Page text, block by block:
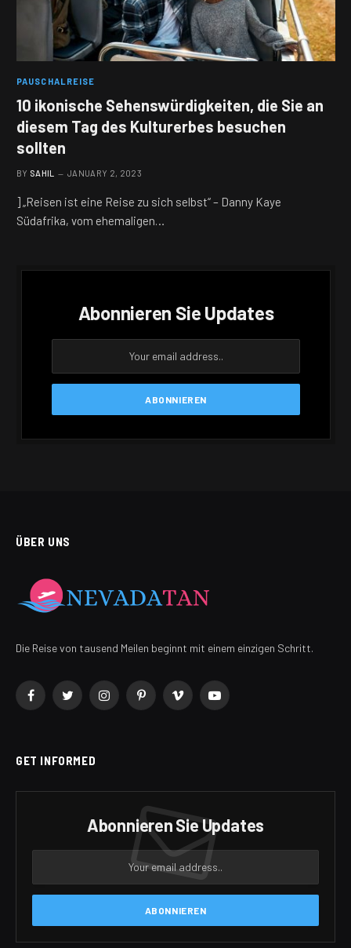
PAUSCHALREISE
10 ikonische Sehenswürdigkeiten, die Sie an
diesem Tag des Kulturerbes besuchen
sollten
BY SAHIL JANUARY 2, 2023
] „Reisen ist eine Reise zu sich selbst“ – Danny Kaye
Südafrika, vom ehemaligen…
Abonnieren Sie Updates
ÜBER UNS
Die Reise von tausend Meilen beginnt mit einem einzigen Schritt.
FacebookTwitterInstagramPinterestVimeo YouTube
GET INFORMED
Abonnieren Sie Updates